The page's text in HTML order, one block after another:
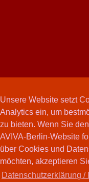
Unsere Website setzt
Analytics ein, um
zu bieten. Wenn Sie
AVIVA-Berlin-Website
über Cookies und
möchten, akzeptieren
Datenschutzerklärung /